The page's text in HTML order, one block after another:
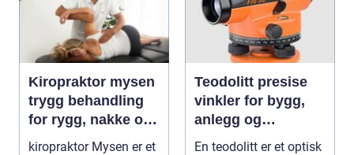
Kiropraktor mysen
trygg behandling
for rygg, nakke og
ledd
kiropraktor Mysen er et
Teodolitt presise
vinkler for bygg,
anlegg og
kartlegging
En teodolitt er et optisk